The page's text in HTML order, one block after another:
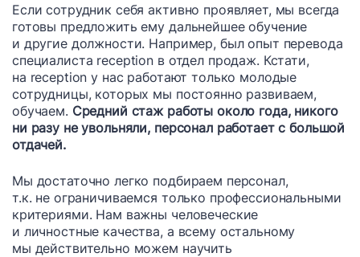
Если сотрудник себя активно проявляет, мы всегда
готовы предложить ему дальнейшее обучение
и другие должности. Например, был опыт перевода
специалиста reception в отдел продаж. Кстати,
на reception у нас работают только молодые
сотрудницы, которых мы постоянно развиваем,
обучаем. Средний стаж работы около года, никого
ни разу не увольняли, персонал работает с большой
отдачей.
Мы достаточно легко подбираем персонал,
т.к. не ограничиваемся только профессиональными
критериями. Нам важны человеческие
и личностные качества, а всему остальному
мы действительно можем научить